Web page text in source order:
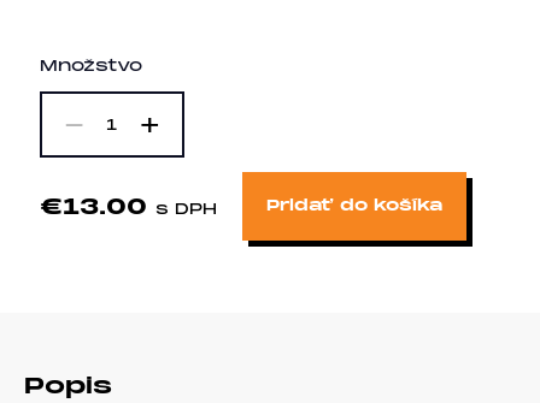
Množstvo
- 1 +
€13.00 s DPH Pridať do košíka
Popis